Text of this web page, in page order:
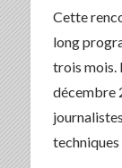
Cette
long
trois mois.
décembre